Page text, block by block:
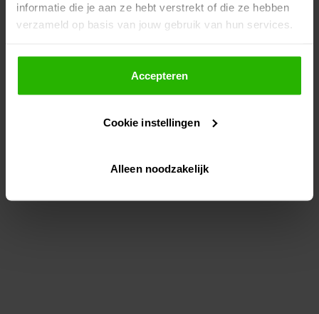
informatie die je aan ze hebt verstrekt of die ze hebben
verzameld op basis van jouw gebruik van hun services.
Als je op "Accepteer" klikt, dan geef je Voordeeluitjes.nl
toestemming om cookies voor social media en
gepersonaliseerde advertenties te plaatsen.
Lees hier meer over in onsprivacybeleid
Via "Cookie instellingen" kun je ook zelf instellen welke
Accepteren
Cookie instellingen
Alleen noodzakelijk
information).